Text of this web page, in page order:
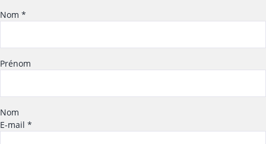
Nom *
Prénom
Nom
E-mail *